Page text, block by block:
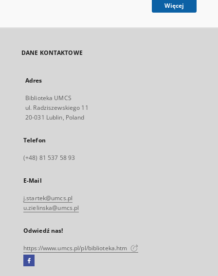
Więcej
DANE KONTAKTOWE
Adres
Biblioteka UMCS
ul. Radziszewskiego 11
20-031 Lublin, Poland
Telefon
(+48) 81 537 58 93
E-Mail
j.startek@umcs.pl
u.zielinska@umcs.pl
Odwiedź nas!
https://www.umcs.pl/pl/biblioteka.htm
Facebook